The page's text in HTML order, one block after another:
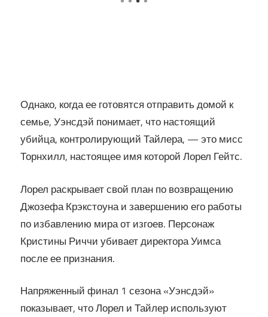
Однако, когда ее готовятся отправить домой к
семье, Уэнсдэй понимает, что настоящий
убийца, контролирующий Тайлера, — это мисс
Торнхилл, настоящее имя которой Лорел Гейтс.
Лорел раскрывает свой план по возвращению
Джозефа Крэкстоуна и завершению его работы
по избавлению мира от изгоев. Персонаж
Кристины Риччи убивает директора Уимса
после ее признания.
Напряженный финал 1 сезона «Уэнсдэй»
показывает, что Лорел и Тайлер используют